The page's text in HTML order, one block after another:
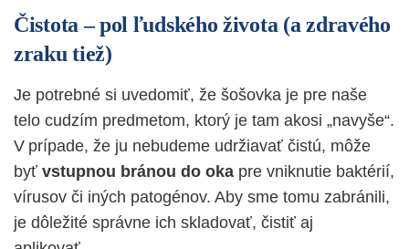
Čistota – pol ľudského života (a zdravého
zraku tiež)
Je potrebné si uvedomiť, že šošovka je pre naše
telo cudzím predmetom, ktorý je tam akosi „navyše“.
V prípade, že ju nebudeme udržiavať čistú, môže
byť vstupnou bránou do oka pre vniknutie baktérií,
vírusov či iných patogénov. Aby sme tomu zabránili,
je dôležité správne ich skladovať, čistiť aj